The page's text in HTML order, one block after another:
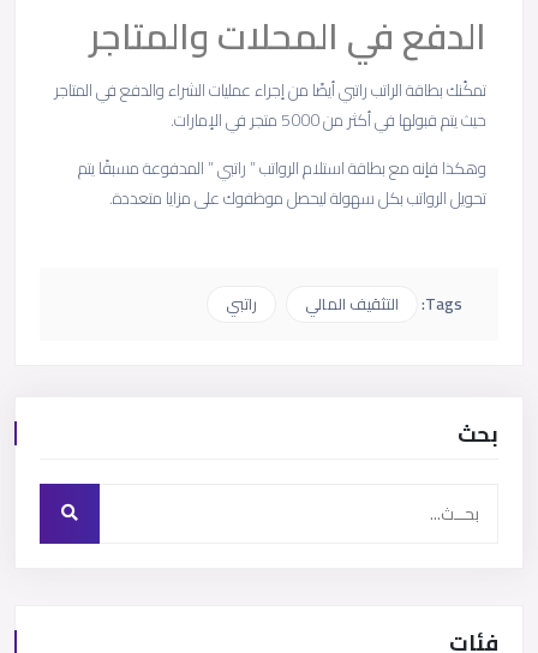
الدفع في المحلات والمتاجر
تمكّنك بطاقة الراتب راتبي أيضًا من إجراء عمليات الشراء والدفع في المتاجر
حيث يتم قبولها في أكثر من 5000 متجر في الإمارات.
وهكذا فإنه مع بطاقة استلام الرواتب ” راتبي ” المدفوعة مسبقًا يتم
تحويل الرواتب بكل سهولة ليحصل موظفوك على مزايا متعددة.
Tags: التثقيف المالي راتبي
بحث
فئات